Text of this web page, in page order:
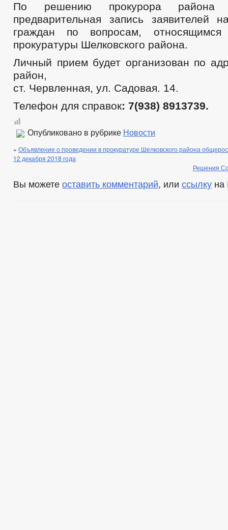
По решению прокурора района
предварительная запись заявителей
граждан по вопросам, относящимся
прокуратуры Шелковского района.
Личный прием будет организован по
район,
ст. Червленная, ул. Садовая. 14.
Телефон для справок: 7(938) 8913739.
Опубликовано в рубрике Новости
« Объявление о проведении в прокуратуре Шелковского района
12 декабря 2018 года
Решения
Вы можете оставить комментарий, или ссылку на